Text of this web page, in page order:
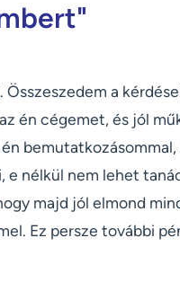
a
én cégemet, és jól
nélkül nem lehet
majd jól elmond
Ez persze további